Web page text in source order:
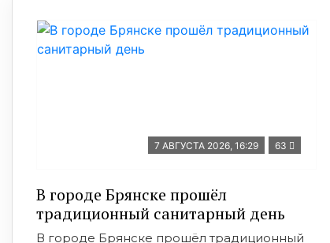
7 АВГУСТА 2026, 16:29 63
В городе Брянске прошёл
традиционный санитарный день
В городе Брянске прошёл традиционный